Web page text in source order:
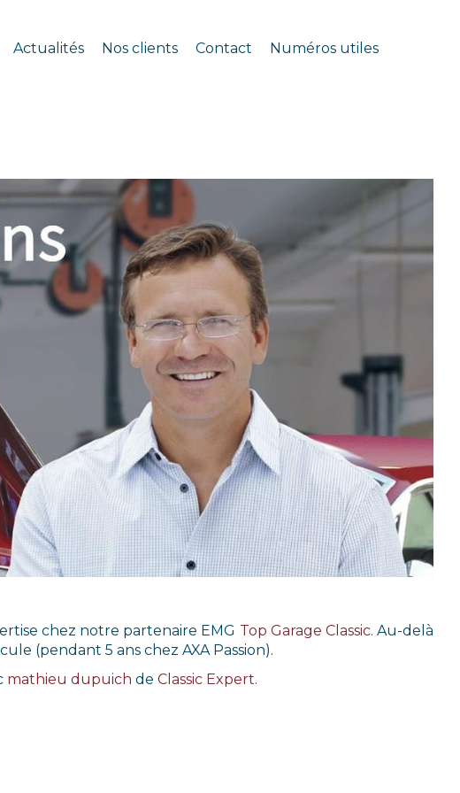
Actualités Nos clients Contact Numéros utiles
chez notre partenaire EMG Top Garage Classic. Au-delà
(pendant 5 ans chez AXA Passion).
mathieu dupuich de Classic Expert.